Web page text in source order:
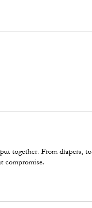
together. From diapers, to
compromise.